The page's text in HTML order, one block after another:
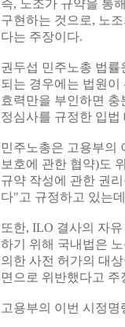
즉, 노조가 규약을 통
구현하는 것으로, 노
다는 주장이다.
권두섭 민주노총 법
되는 경우에는 법원
효력만을 부인하면
정심사를 규정한 입
민주노총은 고용부의
보호에 관한 협약)도
규약 작성에 관한 권
다"고 규정하고 있는
또한, ILO 결사의 자
하기 위해 국내법은
의한 사전 허가의 대
면으로 위반했다고 주
고용부의 이번 시정